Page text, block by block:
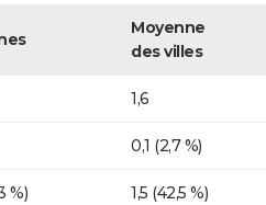
Moyenne
des villes
1,6
0,1 (2,7 %)
%) 1,5 (42,5 %)